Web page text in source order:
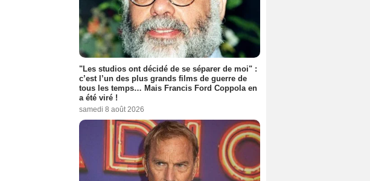
"Les studios ont décidé de se séparer de moi" :
c’est l’un des plus grands films de guerre de
tous les temps… Mais Francis Ford Coppola en
a été viré !
samedi 8 août 2026